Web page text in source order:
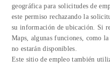
geográfica para solicitudes de
este permiso rechazando la
su información de ubicación. Si
Maps, algunas funciones, como
no estarán disponibles.
Este sitio de empleo también